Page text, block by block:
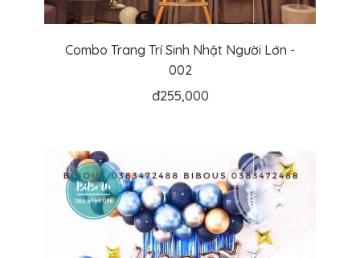
Combo Trang Trí Sinh Nhật Người Lớn -
002
đ255,000